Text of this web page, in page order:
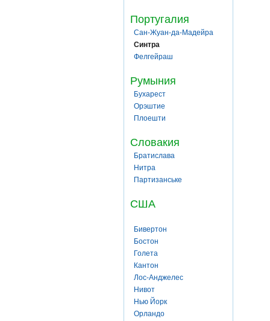
Португалия
Сан-Жуан-да-Мадейра
Синтра
Фелгейраш
Румыния
Бухарест
Орэштие
Плоешти
Словакия
Братислава
Нитра
Партизанське
США
Бивертон
Бостон
Голета
Кантон
Лос-Анджелес
Нивот
Нью Йорк
Орландо